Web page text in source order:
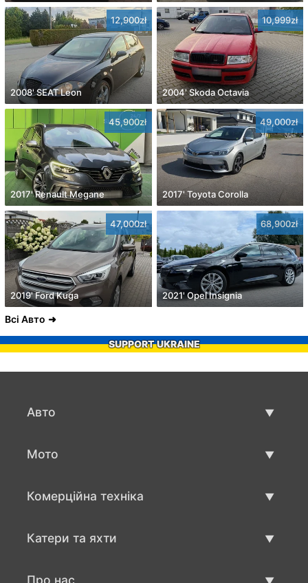
12,900zł
2008' SEAT Leon
10,999zł
2004' Skoda Octavia
45,900zł
2017' Renault Megane
49,000zł
2017' Toyota Corolla
47,000zł
2019' Ford Kuga
68,900zł
2021' Opel Insignia
Всі Авто
SUPPORT UKRAINE
Авто
Мото
Комерційна техніка
Катери та яхти